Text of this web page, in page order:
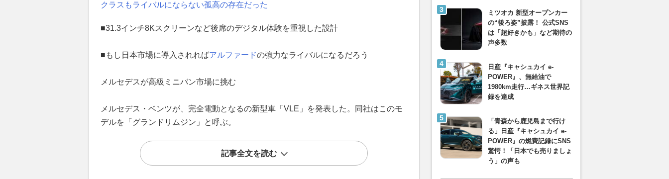
クラスもライバルにならない孤高の存在だった
■31.3インチ8Kスクリーンなど後席のデジタル体験を重視した設計
■もし日本市場に導入されればアルファードの強力なライバルになるだろう
メルセデスが高級ミニバン市場に挑む
メルセデス・ベンツが、完全電動となるの新型車「VLE」を発表した。同社はこのモ
デルを「グランドリムジン」と呼ぶ。
記事全文を読む
ミツオカ 新型オープンカー
の“後ろ姿”披露！ 公式SNS
は「超好きかも」など期待の
声多数
日産『キャシュカイ e-
POWER』、無給油で
1980km走行…ギネス世界記
録を達成
「青森から鹿児島まで行け
る」日産『キャシュカイ e-
POWER』の燃費記録にSNS
驚愕！「日本でも売りましょ
う」の声も